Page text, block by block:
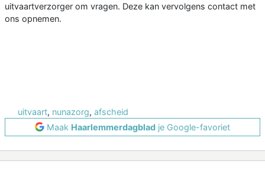
uitvaartverzorger om vragen. Deze kan vervolgens contact met
ons opnemen.
uitvaart, nunazorg, afscheid
Maak Haarlemmerdagblad je Google-favoriet